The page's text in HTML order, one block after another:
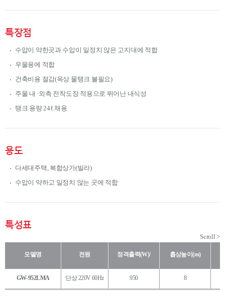
특장점
수압이 약한곳과 수압이 일정치 않은 고지대에 적합
우물용에 적합
건축비용 절감(옥상 물탱크 불필요)
주물 내 ·외측 전착도장 적용으로 뛰어난 내식성
탱크 용량 24ℓ 채용
용도
다세대주택, 복합상가(빌라)
수압이 약하고 일정치 않는 곳에 적합
특성표
모델명 전원 정격출력(W)/ 흡상높이(m)
GW-952LMA 단상 220V 60Hz 950 8